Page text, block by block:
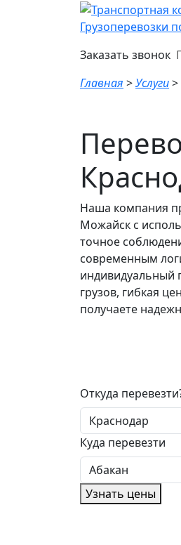
Грузоперевозки
Заказать звонок
Главная >Услуги>
Наша компания
Можайск с
точное
современным
индивидуальный
грузов, гибкая
получаете
Откуда
Куда перевезти
Узнать цены